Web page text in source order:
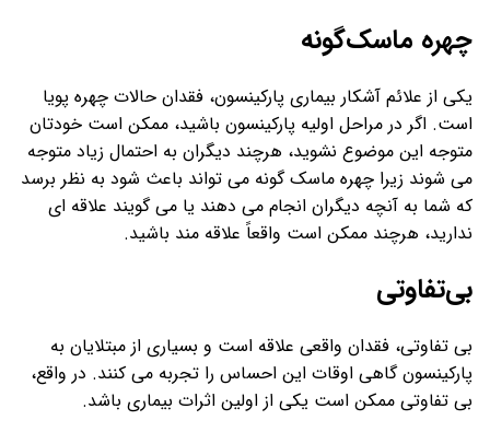
چهره ماسک‌گونه
یکی از علائم آشکار بیماری پارکینسون، فقدان حالات چهره پویا
است. اگر در مراحل اولیه پارکینسون باشید، ممکن است خودتان
متوجه این موضوع نشوید، هرچند دیگران به احتمال زیاد متوجه
می شوند زیرا چهره ماسک گونه می تواند باعث شود به نظر برسد
که شما به آنچه دیگران انجام می دهند یا می گویند علاقه ای
ندارید، هرچند ممکن است واقعاً علاقه مند باشید.
بی‌تفاوتی
بی تفاوتی، فقدان واقعی علاقه است و بسیاری از مبتلایان به
پارکینسون گاهی اوقات این احساس را تجربه می کنند. در واقع،
بی تفاوتی ممکن است یکی از اولین اثرات بیماری باشد.